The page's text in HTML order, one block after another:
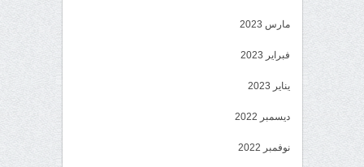
مارس 2023
فبراير 2023
يناير 2023
ديسمبر 2022
نوفمبر 2022